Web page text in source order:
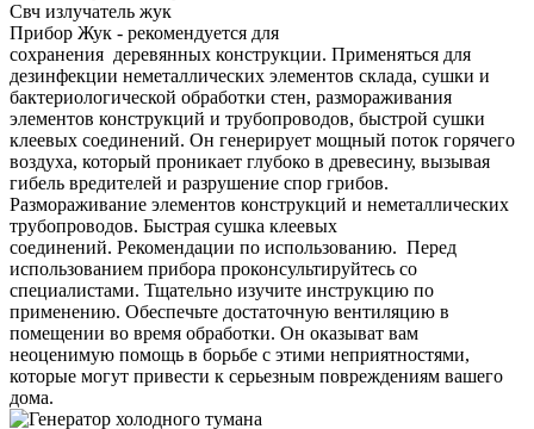
Свч излучатель жук
Прибор Жук - рекомендуется для
сохранения деревянных конструкции. Применяться для
дезинфекции неметаллических элементов склада, сушки и
бактериологической обработки стен, размораживания
элементов конструкций и трубопроводов, быстрой сушки
клеевых соединений. Он генерирует мощный поток горячего
воздуха, который проникает глубоко в древесину, вызывая
гибель вредителей и разрушение спор грибов.
Размораживание элементов конструкций и неметаллических
трубопроводов. Быстрая сушка клеевых
соединений. Рекомендации по использованию. Перед
использованием прибора проконсультируйтесь со
специалистами. Тщательно изучите инструкцию по
применению. Обеспечьте достаточную вентиляцию в
помещении во время обработки. Он оказыват вам
неоценимую помощь в борьбе с этими неприятностями,
которые могут привести к серьезным повреждениям вашего
дома.